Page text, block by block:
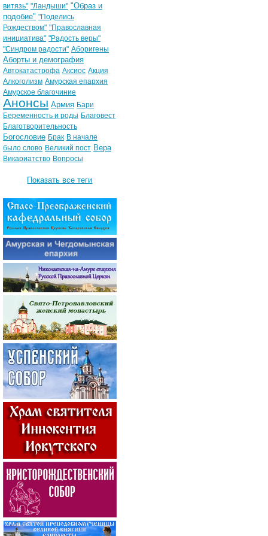
витязь" "Ландыши" "Образ и
подобие" "Поделись
Рождеством" "Православная
инициатива" "Радость веры"
"Синдром радости" Аборигены
Аборты и демография
Автокатастрофа Аксиос Акция
Алкоголизм Амурская епархия
Амурское благочиние
Анонсы Армия Бари
Беременность и роды Благовест
Благотворительность
Богословие Брак В начале
было слово Великий пост Вера
Викариатство Вопросы
Показать все теги